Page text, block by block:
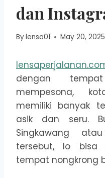
dan
Bylensa01 May 20, 2025
dengan
mempesona,
memiliki banyak
asik dan seru.
Singkawang
tersebut, lo bisa
tempat nongkrong